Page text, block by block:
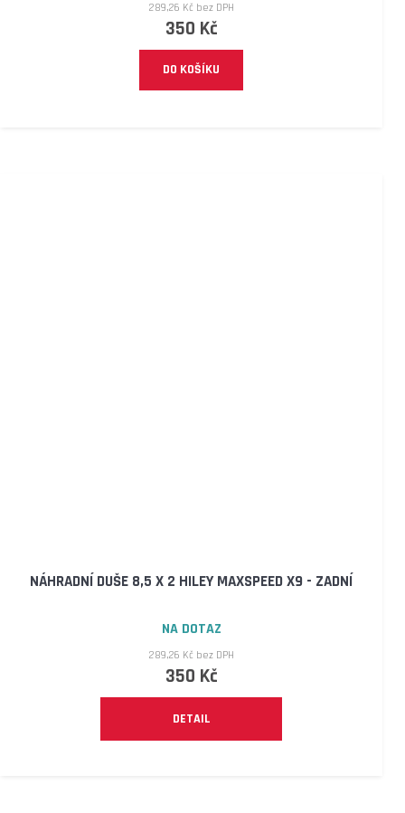
289,26 Kč bez DPH
350 Kč
DO KOŠÍKU
NÁHRADNÍ DUŠE 8,5 X 2 HILEY MAXSPEED X9 - ZADNÍ
NA DOTAZ
289,26 Kč bez DPH
350 Kč
DETAIL